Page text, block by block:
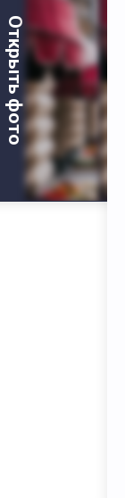
Открыть фото